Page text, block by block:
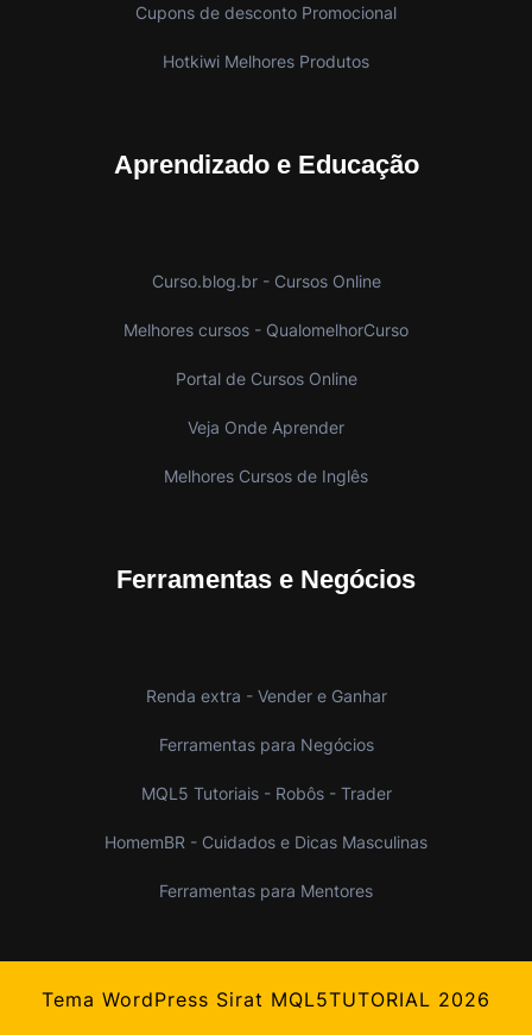
Cupons de desconto Promocional
Hotkiwi Melhores Produtos
Aprendizado e Educação
Curso.blog.br - Cursos Online
Melhores cursos - QualomelhorCurso
Portal de Cursos Online
Veja Onde Aprender
Melhores Cursos de Inglês
Ferramentas e Negócios
Renda extra - Vender e Ganhar
Ferramentas para Negócios
MQL5 Tutoriais - Robôs - Trader
HomemBR - Cuidados e Dicas Masculinas
Ferramentas para Mentores
Tema WordPress Sirat MQL5TUTORIAL 2026